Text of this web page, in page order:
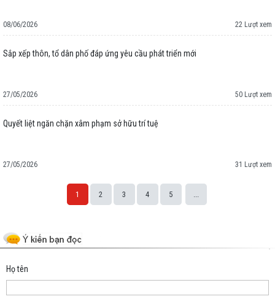
08/06/2026 22 Lượt xem
Sắp xếp thôn, tổ dân phố đáp ứng yêu cầu phát triển mới
27/05/2026 50 Lượt xem
Quyết liệt ngăn chặn xâm phạm sở hữu trí tuệ
27/05/2026 31 Lượt xem
1 2 3 4 5 ...
Họ tên